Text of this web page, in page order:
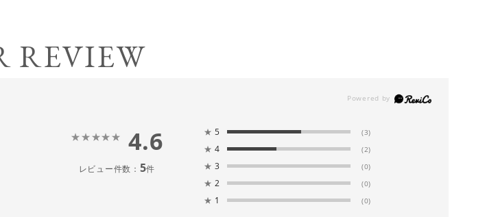
REVIEW
4.6
レビュー件数： 5件
★ 5 (3)
★ 4 (2)
★ 3 (0)
★ 2 (0)
★ 1 (0)